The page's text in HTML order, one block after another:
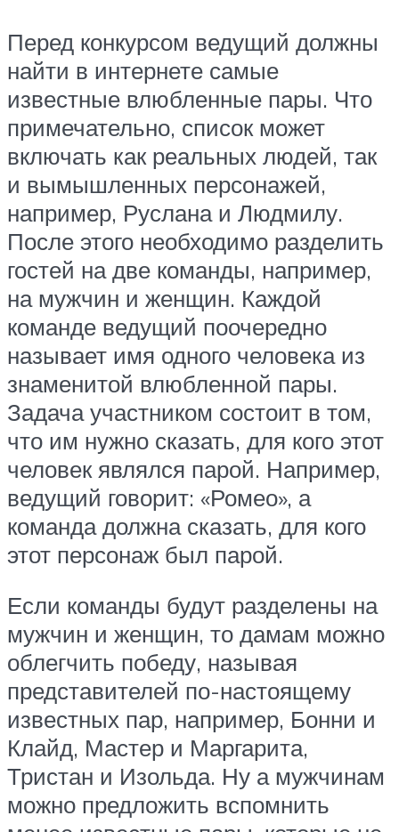
Перед конкурсом ведущий должны
найти в интернете самые
известные влюбленные пары. Что
примечательно, список может
включать как реальных людей, так
и вымышленных персонажей,
например, Руслана и Людмилу.
После этого необходимо разделить
гостей на две команды, например,
на мужчин и женщин. Каждой
команде ведущий поочередно
называет имя одного человека из
знаменитой влюбленной пары.
Задача участником состоит в том,
что им нужно сказать, для кого этот
человек являлся парой. Например,
ведущий говорит: «Ромео», а
команда должна сказать, для кого
этот персонаж был парой.
Если команды будут разделены на
мужчин и женщин, то дамам можно
облегчить победу, называя
представителей по-настоящему
известных пар, например, Бонни и
Клайд, Мастер и Маргарита,
Тристан и Изольда. Ну а мужчинам
можно предложить вспомнить